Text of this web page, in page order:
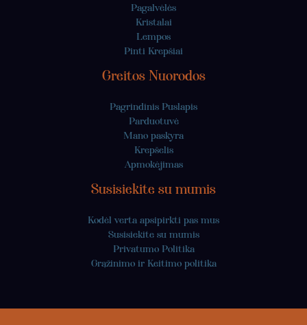
Pagalvėlės
Kristalai
Lempos
Pinti Krepšiai
Greitos Nuorodos
Pagrindinis Puslapis
Parduotuvė
Mano paskyra
Krepšelis
Apmokėjimas
Susisiekite su mumis
Kodėl verta apsipirkti pas mus
Susisiekite su mumis
Privatumo Politika
Grąžinimo ir Keitimo politika